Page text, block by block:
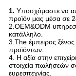
1. Υποσχόμαστε να
προϊόν μας μέσα σε
2.OEM&ODM
κατάλληλο.
3.The έμπειρος
προϊόντων.
4. Η αξία στην
στοιχεία πωλήσεών
ευρεσιτεχνίας.